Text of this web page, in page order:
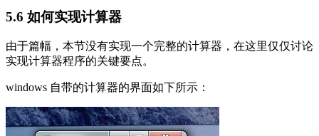
5.6 如何实现计算器
由于篇幅，本节没有实现一个完整的计算器，在这里仅仅讨论
实现计算器程序的关键要点。
windows 自带的计算器的界面如下所示：